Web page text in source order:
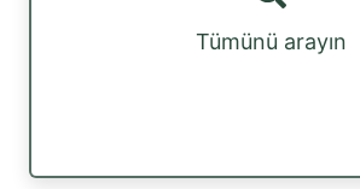
Tümünü arayın